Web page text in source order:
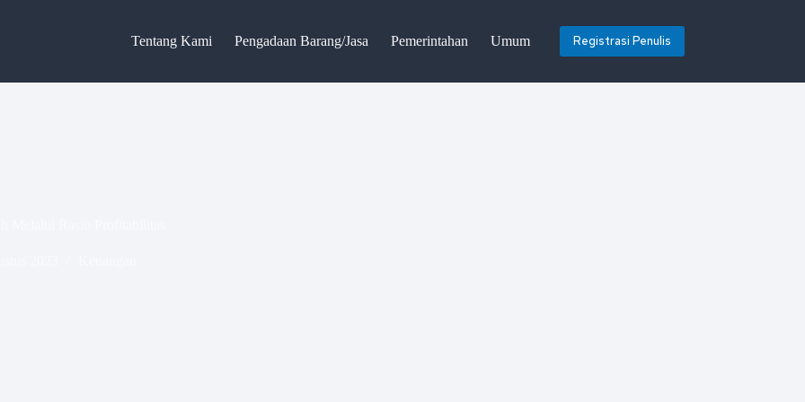
Tentang Kami Pengadaan Barang/Jasa Pemerintahan Umum Registrasi Penulis